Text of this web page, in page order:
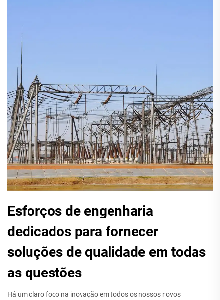
Esforços de engenharia
dedicados para fornecer
soluções de qualidade em todas
as questões
Há um claro foco na inovação em todos os nossos novos